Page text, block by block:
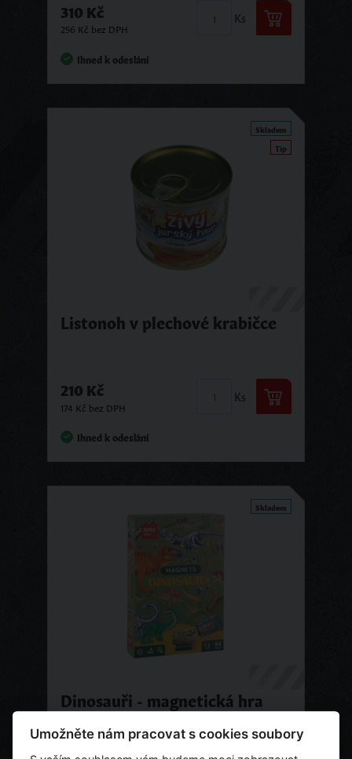
310 Kč
256 Kč bez DPH
Ks
Ihned k odeslání
Skladem
Tip
Listonoh v plechové krabičce
210 Kč
174 Kč bez DPH
Ks
Ihned k odeslání
Skladem
Dinosauři - magnetická hra
Umožněte nám pracovat s cookies soubory